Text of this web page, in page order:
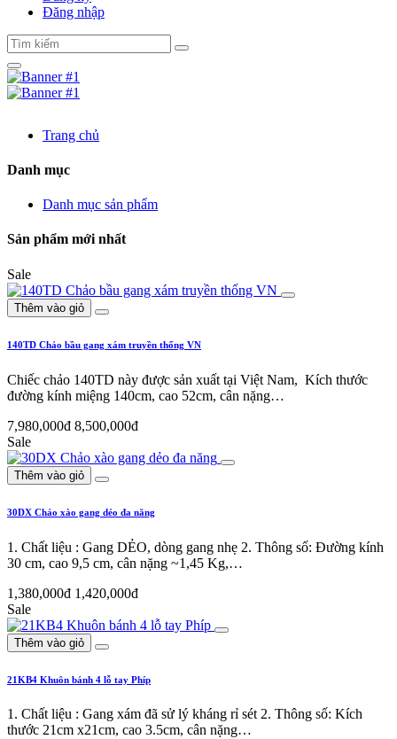
Đăng nhập
Trang chủ
Danh mục
Danh mục sản phẩm
Sản phẩm mới nhất
Sale
Thêm vào giỏ
140TD Chảo bầu gang xám truyền thống VN
Chiếc chảo 140TD này được sản xuất tại Việt Nam, Kích thước
đường kính miệng 140cm, cao 52cm, cân nặng…
7,980,000đ 8,500,000đ
Sale
Thêm vào giỏ
30DX Chảo xào gang dẻo đa năng
1. Chất liệu : Gang DẺO, dòng gang nhẹ 2. Thông số: Đường kính
30 cm, cao 9,5 cm, cân nặng ~1,45 Kg,…
1,380,000đ 1,420,000đ
Sale
Thêm vào giỏ
21KB4 Khuôn bánh 4 lỗ tay Phíp
1. Chất liệu : Gang xám đã sử lý kháng rỉ sét 2. Thông số: Kích
thước 21cm x21cm, cao 3.5cm, cân nặng…